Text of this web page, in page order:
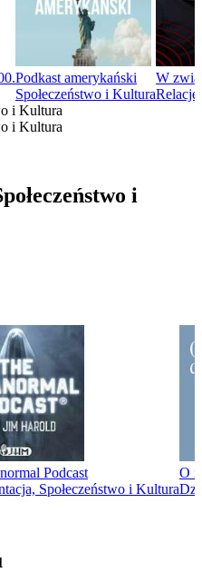
Podkast amerykański
Społeczeństwo i Kultura
W
i Kultura
i Kultura
i
Podcast
Społeczeństwo i Kultura
O